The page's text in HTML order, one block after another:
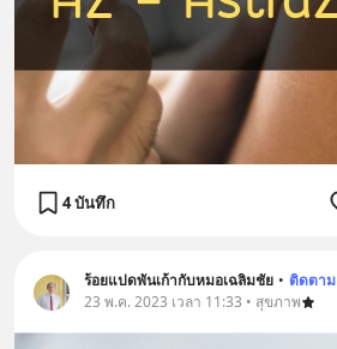
4 บันทึก
ร้อยแปดพันเก้ากับหมอเฉลิมชัย • ติดตาม
23 พ.ค. 2023 เวลา 11:33 • สุขภาพ